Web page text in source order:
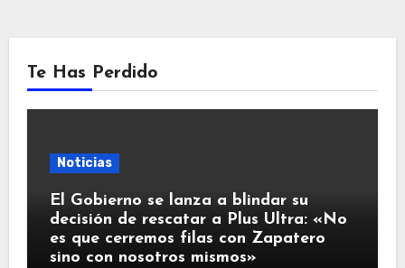
Te Has Perdido
Noticias
El Gobierno se lanza a blindar su
decisión de rescatar a Plus Ultra: «No
es que cerremos filas con Zapatero
sino con nosotros mismos»